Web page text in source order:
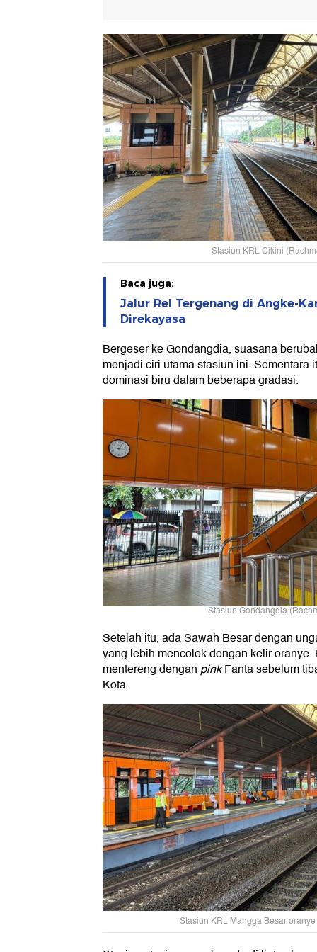
Stasiun KRL Cikini
Baca juga:
Jalur Rel Tergenang di Angke-
Direkayasa
Bergeser ke Gondangdia, suasana
menjadi ciri utama stasiun ini. Sementara
dominasi biru dalam beberapa gradasi.
Stasiun Gondangdia
Setelah itu, ada Sawah Besar dengan
yang lebih mencolok dengan kelir
mentereng denganpinkFanta sebelum
Kota.
Stasiun KRL Mangga Besar